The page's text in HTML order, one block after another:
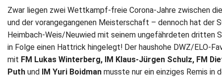
Fotos
Service
Newsletter
Zwar liegen zwei Wettkampf-freie Corona-Jahre zwischen
und der vorangegangenen Meisterschaft – dennoch hat der
Heimbach-Weis/Neuwied mit seinem ungefährdeten dritten
in Folge einen Hattrick hingelegt! Der haushohe DWZ/ELO-
mit FM Lukas Winterberg, IM Klaus-Jürgen Schulz, FM
Puth und IM Yuri Boidman musste nur ein einziges Remis in